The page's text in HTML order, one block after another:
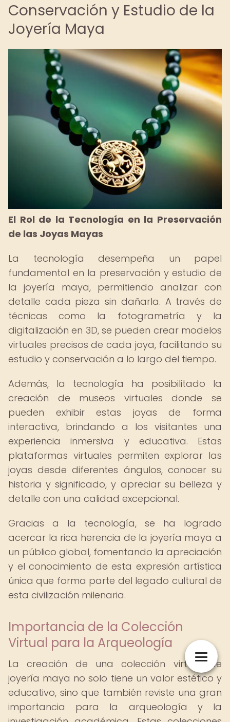
Conservación y Estudio de la
Joyería Maya
El Rol de la Tecnología en la Preservación
de las Joyas Mayas
La tecnología desempeña un papel
fundamental en la preservación y estudio de
la joyería maya, permitiendo analizar con
detalle cada pieza sin dañarla. A través de
técnicas como la fotogrametría y la
digitalización en 3D, se pueden crear modelos
virtuales precisos de cada joya, facilitando su
estudio y conservación a lo largo del tiempo.
Además, la tecnología ha posibilitado la
creación de museos virtuales donde se
pueden exhibir estas joyas de forma
interactiva, brindando a los visitantes una
experiencia inmersiva y educativa. Estas
plataformas virtuales permiten explorar las
joyas desde diferentes ángulos, conocer su
historia y significado, y apreciar su belleza y
detalle con una calidad excepcional.
Gracias a la tecnología, se ha logrado
acercar la rica herencia de la joyería maya a
un público global, fomentando la apreciación
y el conocimiento de esta expresión artística
única que forma parte del legado cultural de
esta civilización milenaria.
Importancia de la Colección
Virtual para la Arqueología
La creación de una colección virtual de
joyería maya no solo tiene un valor estético y
educativo, sino que también reviste una gran
importancia para la arqueología y la